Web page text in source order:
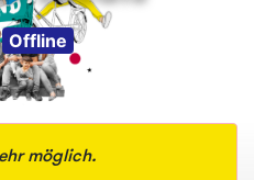
Offline
möglich.